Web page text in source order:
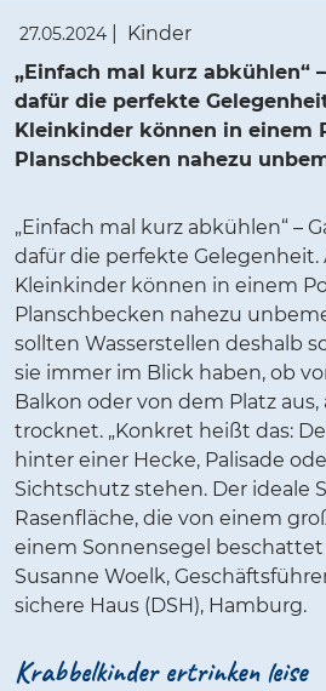
27.05.2024
Kinder
„Einfach mal kurz abkühlen“
dafür die perfekte
Kleinkinder können in einem
Planschbecken nahezu
„Einfach mal kurz abkühlen“ –
dafür die perfekte Gelegenheit.
Kleinkinder können in einem
Planschbecken nahezu
sollten Wasserstellen deshalb
sie immer im Blick haben, ob
Balkon oder von dem Platz
trocknet. „Konkret heißt das:
hinter einer Hecke, Palisade
Sichtschutz stehen. Der ideale
Rasenfläche, die von einem
einem Sonnensegel beschattet
Susanne Woelk,
sichere Haus (DSH), Hamburg.
Krabbelkinder ertrinken leise